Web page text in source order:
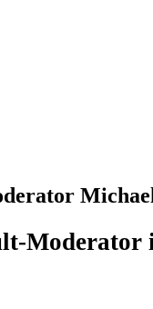
Moderator